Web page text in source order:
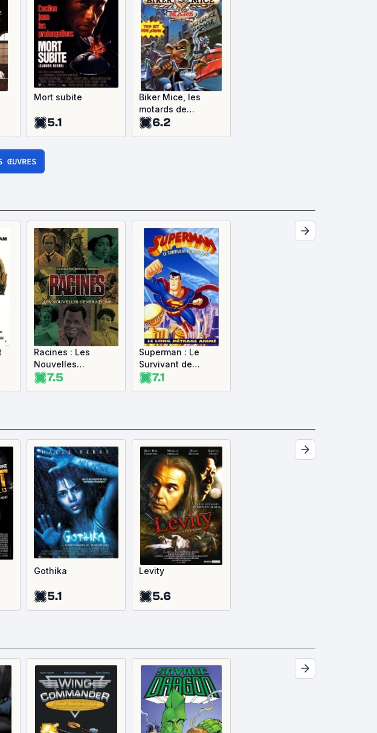
Mort subite
5.1
Biker Mice, les
motards de
l'espace
6.2
ŒUVRES
Racines : Les
Nouvelles
Générations
7.5
Superman : Le
Survivant de
Krypton
7.1
Gothika
5.1
Levity
5.6